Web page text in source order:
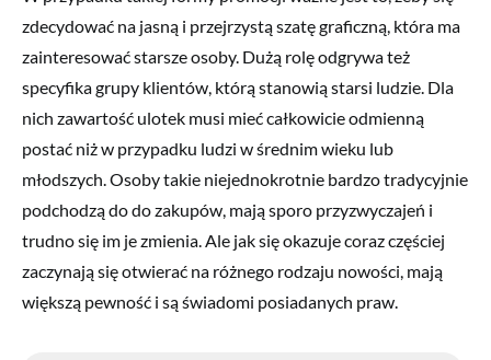
zdecydować na jasną i przejrzystą szatę graficzną, która ma
zainteresować starsze osoby. Dużą rolę odgrywa też
specyfika grupy klientów, którą stanowią starsi ludzie. Dla
nich zawartość ulotek musi mieć całkowicie odmienną
postać niż w przypadku ludzi w średnim wieku lub
młodszych. Osoby takie niejednokrotnie bardzo tradycyjnie
podchodzą do do zakupów, mają sporo przyzwyczajeń i
trudno się im je zmienia. Ale jak się okazuje coraz częściej
zaczynają się otwierać na różnego rodzaju nowości, mają
większą pewność i są świadomi posiadanych praw.